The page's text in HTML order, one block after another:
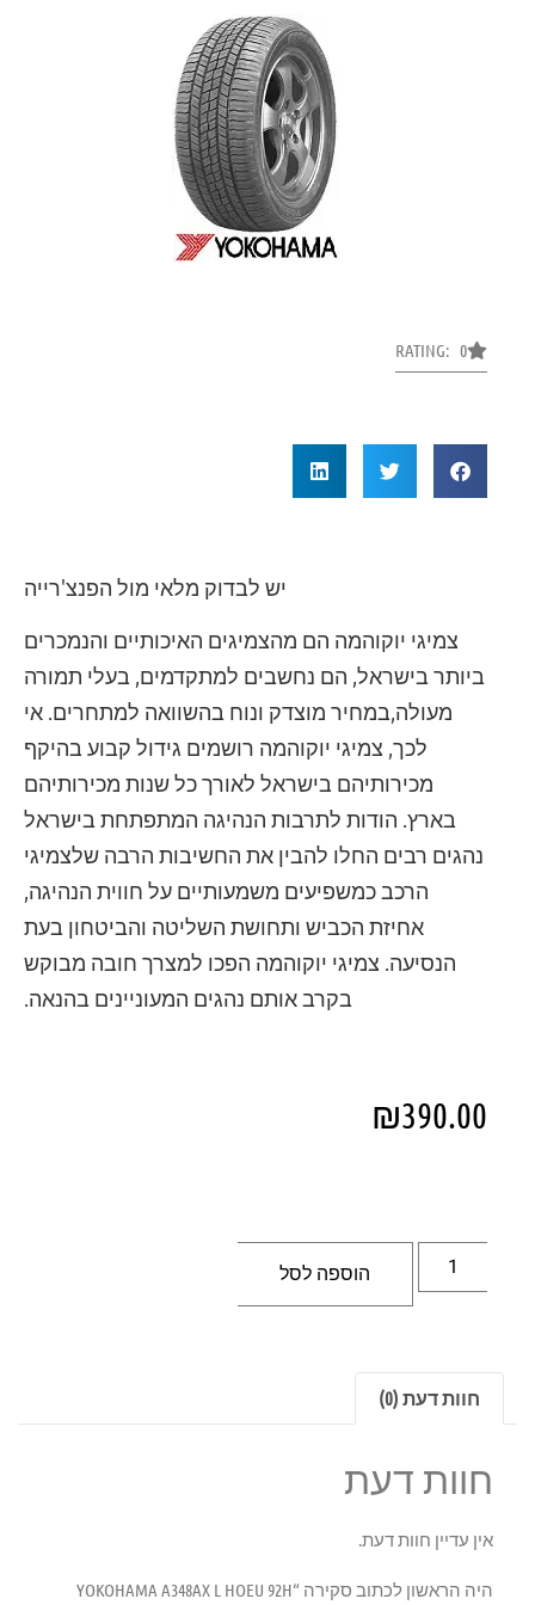
RATING: 0
יש לבדוק מלאי מול הפנצ'רייה
צמיגי יוקוהמה הם מהצמיגים האיכותיים והנמכרים
ביותר בישראל, הם נחשבים למתקדמים, בעלי תמורה
מעולה,במחיר מוצדק ונוח בהשוואה למתחרים. אי
לכך, צמיגי יוקוהמה רושמים גידול קבוע בהיקף
מכירותיהם בישראל לאורך כל שנות מכירותיהם
בארץ. הודות לתרבות הנהיגה המתפתחת בישראל
נהגים רבים החלו להבין את החשיבות הרבה שלצמיגי
הרכב כמשפיעים משמעותיים על חווית הנהיגה,
אחיזת הכביש ותחושת השליטה והביטחון בעת
הנסיעה. צמיגי יוקוהמה הפכו למצרך חובה מבוקש
בקרב אותם נהגים המעוניינים בהנאה.
₪390.00
הוספה לסל
חוות דעת (0)
חוות דעת
אין עדיין חוות דעת.
היה הראשון לכתוב סקירה “‏YOKOHAMA A348AX L HOEU 92H